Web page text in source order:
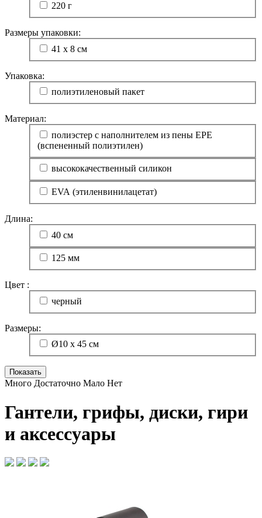
220 г
Размеры упаковки:
41 х 8 см
Упаковка:
полиэтиленовый пакет
Материал:
полиэстер с наполнителем из пены ЕРЕ
(вспененный полиэтилен)
высококачественный силикон
EVA (этиленвинилацетат)
Длина:
40 см
125 мм
Цвет :
черный
Размеры:
Ø10 х 45 см
Много Достаточно Мало Нет
Гантели, грифы, диски, гири
и аксессуары